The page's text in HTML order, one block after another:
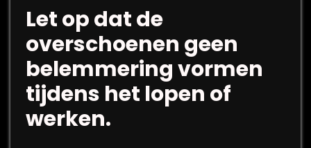
Let op dat de
overschoenen geen
belemmering vormen
tijdens het lopen of
werken.